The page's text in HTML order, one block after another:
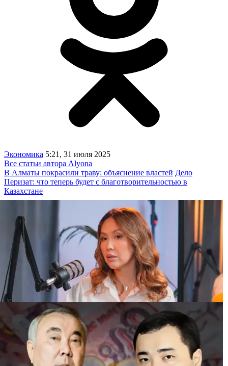
Экономика 5:21, 31 июля 2025
Все статьи автора Alyona
В Алматы покрасили траву: объяснение властей Дело
Перизат: что теперь будет с благотворительностью в
Казахстане
на 25 миллионов“: бывшая жена
рассказала о претензиях экс-